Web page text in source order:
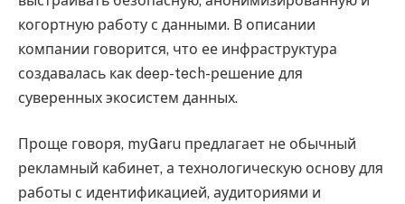
когортную работу с данными. В описании
компании говорится, что ее инфраструктура
создавалась как deep-tech-решение для
суверенных экосистем данных.
Проще говоря, myGaru предлагает не обычный
рекламный кабинет, а технологическую основу для
работы с идентификацией, аудиториями и